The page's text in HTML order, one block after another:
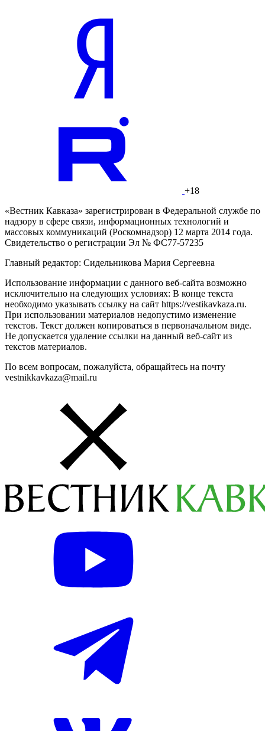
+18
«Вестник Кавказа» зарегистрирован в Федеральной службе по
надзору в сфере связи, информационных технологий и
массовых коммуникаций (Роскомнадзор) 12 марта 2014 года.
Свидетельство о регистрации Эл № ФС77-57235
Главный редактор: Сидельникова Мария Сергеевна
Использование информации с данного веб-сайта возможно
исключительно на следующих условиях: В конце текста
необходимо указывать ссылку на сайт https://vestikavkaza.ru.
При использовании материалов недопустимо изменение
текстов. Текст должен копироваться в первоначальном виде.
Не допускается удаление ссылки на данный веб-сайт из
текстов материалов.
По всем вопросам, пожалуйста, обращайтесь на почту
vestnikkavkaza@mail.ru